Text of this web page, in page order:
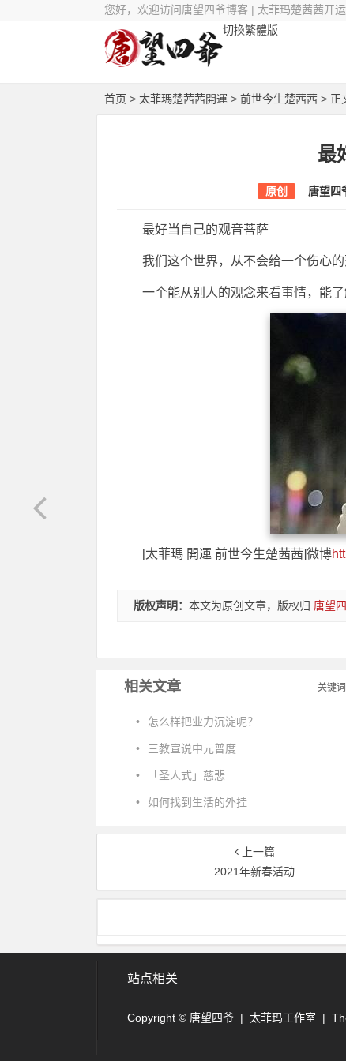
您好，欢迎访问唐望四爷博客 | 太菲玛楚茜茜开
切換繁體版
首页 > 太菲瑪楚茜茜開運 > 前世今生楚茜茜 > 正
最
原创 唐望四
最好当自己的观音菩萨
我们这个世界，从不会给一个伤心的
一个能从别人的观念来看事情，能
[太菲瑪 開運 前世今生楚茜茜]微博
版权声明： 本文为原创文章，版权归 唐望
相关文章 关键词
• 怎么样把业力沉淀呢？
• 三教宣说中元普度
• 「圣人式」慈悲
• 如何找到生活的外挂
上一篇
2021年新春活动
站点相关
Copyright © 唐望四爷 | 太菲玛工作室 |